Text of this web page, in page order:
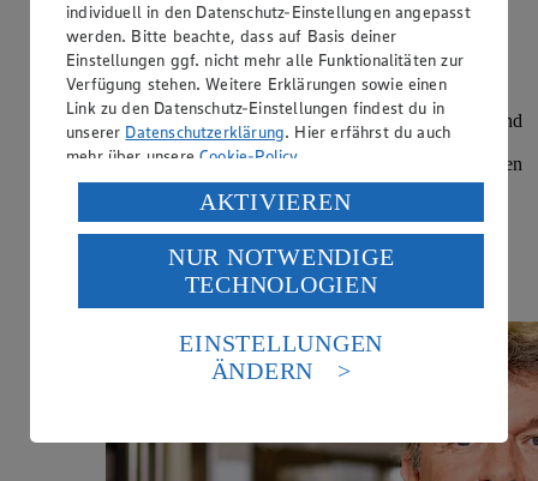
Made in Berlin
Seit mehr als 175 Jahren werdenBerliner Kindl, Berliner
Pilsner und Schultheiss Pilsenerin Berlin gebraut. Bier
braucht Heimat und die Heimat dieser Biere ist Berlin. Sie
kommen schon immer aus Berlin und kennen die Region und
die Menschen: damals, heute und in Zukunft. Die
Leidenschaft der Braumeister und Mitarbeiter zeigt sich jeden
Tag. Ihr Können und ihre ganze Energie stecken sie in die
Annahme der Rohstoffe, in den Brauprozess sowie in die
Abfüllung, damit die Berliner Biere allen Biergenießern
schmecken. Na dann Prost.
individuell in den Datenschutz-Einstellungen angepasst
werden. Bitte beachte, dass auf Basis deiner
Einstellungen ggf. nicht mehr alle Funktionalitäten zur
Verfügung stehen. Weitere Erklärungen sowie einen
Link zu den Datenschutz-Einstellungen findest du in
unserer Datenschutzerklärung. Hier erfährst du auch
mehr über unsereCookie-Policy.
Verarbeitung deiner personenbezogenen Daten in den
USA durch Facebook und YouTube:
Wenn du auf „Aktivieren“ klickst, willigst du im Sinne
des Art. 49 Abs. 1 Satz 1 lit. a) DSGVO ein, dass deine
Daten in den USA verarbeitet werden. Der EuGH sieht
die USA als Land mit einem nach europäischen
Standards nicht angemessenen Datenschutzniveau an.
Es besteht das Risiko eines Zugriffs durch US-
Informationen zum Herausgeber der Seite findest du
AKTIVIEREN
NUR NOTWENDIGE
TECHNOLOGIEN
EINSTELLUNGEN
ÄNDERN